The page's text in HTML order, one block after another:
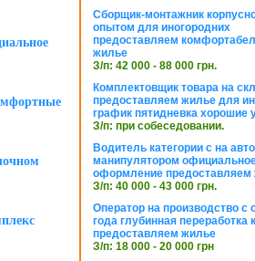
Сборщик-монтажник
опытом для иногородних
предоставляем
жилье
З/п: 42 000 - 88 000 грн.
Комплектовщик товара на
предоставляем жилье для
график пятидневка хорошие
З/п: при собеседовании.
Водитель категории с на
манипулятором
оформление предоставляем
З/п: 40 000 - 43 000 грн.
Оператор на производство с
года глубинная переработка
предоставляем жилье
З/п: 18 000 - 20 000 грн